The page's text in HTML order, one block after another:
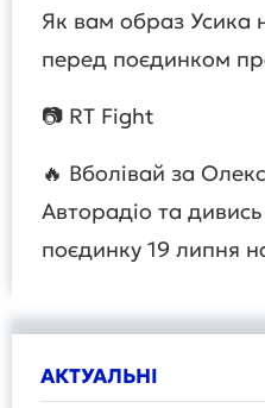
Як вам образ Усика
перед поєдинком
📷 RT Fight
🔥 Вболівай за
Авторадіо та
поєдинку 19 липня
АКТУАЛЬНІ